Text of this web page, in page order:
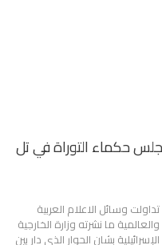
حكماء التوراة في تل
تداولت وسائل الاعلام العربية
والعالمية ما نشرته وزارة الخارجية
الإسرائيلية بشان الحوار الذي دار بين